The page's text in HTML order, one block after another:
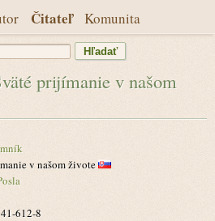
prijímanie v našom
v našom živote
612-8
Čitateľ Komunita